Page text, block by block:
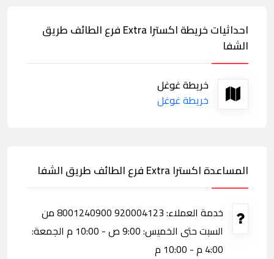
احداثيات خريطة اكسترا Extra فرع الطائف طريق
الشفا
خريطة غوغل
خريطة غوغل
المساعدة اكسترا Extra فرع الطائف طريق الشفا
خدمة العملاء: 920004123 8001240900 من
السبت حتى الخميس: 9:00 ص - 10:00 م الجمعة:
4:00 م - 10:00 م